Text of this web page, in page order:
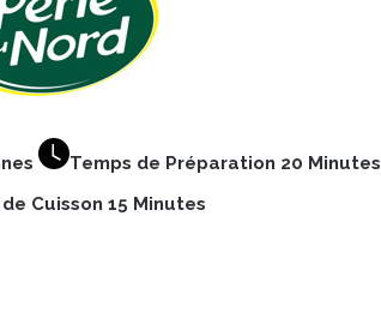
Temps de Préparation 20 Minutes
Cuisson 15 Minutes